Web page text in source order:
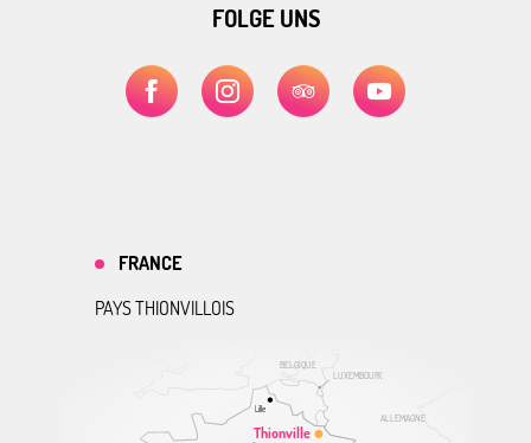
FOLGE UNS
ALLEMAGNE
BELGIQUE
LUXEMBOURG
Thionville
Lille
FRANCE
PAYS THIONVILLOIS